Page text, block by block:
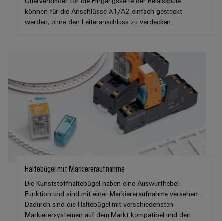
können für die Anschlüsse A1/A2 einfach gesteckt
werden, ohne den Leiteranschluss zu verdecken.
Haltebügel mit Markiereraufnahme
Die Kunststoffhaltebügel haben eine Auswurfhebel-
Funktion und sind mit einer Markiereraufnahme versehen.
Dadurch sind die Haltebügel mit verschiedensten
Markierersystemen auf dem Markt kompatibel und den